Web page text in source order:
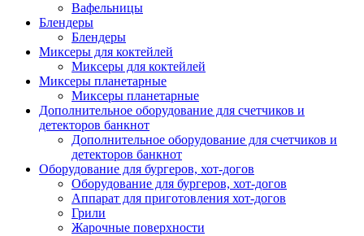
Вафельницы
Блендеры
Блендеры
Миксеры для коктейлей
Миксеры для коктейлей
Миксеры планетарные
Миксеры планетарные
Дополнительное оборудование для счетчиков и
детекторов банкнот
Дополнительное оборудование для счетчиков и
детекторов банкнот
Оборудование для бургеров, хот-догов
Оборудование для бургеров, хот-догов
Аппарат для приготовления хот-догов
Грили
Жарочные поверхности